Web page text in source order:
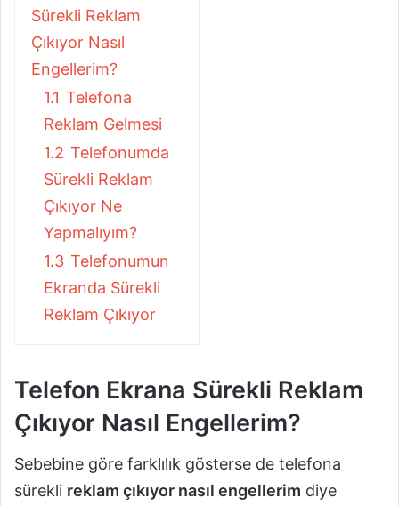
Sürekli Reklam
Çıkıyor Nasıl
Engellerim?
1.1 Telefona
Reklam Gelmesi
1.2 Telefonumda
Sürekli Reklam
Çıkıyor Ne
Yapmalıyım?
1.3 Telefonumun
Ekranda Sürekli
Reklam Çıkıyor
Telefon Ekrana Sürekli Reklam
Çıkıyor Nasıl Engellerim?
Sebebine göre farklılık gösterse de telefona
sürekli reklam çıkıyor nasıl engellerim diye